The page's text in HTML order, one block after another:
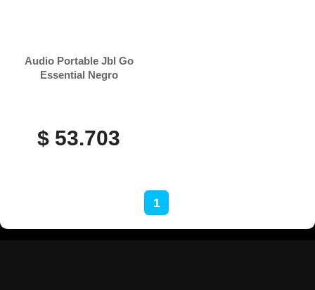
Audio Portable Jbl Go
Essential Negro
$ 53.703
1